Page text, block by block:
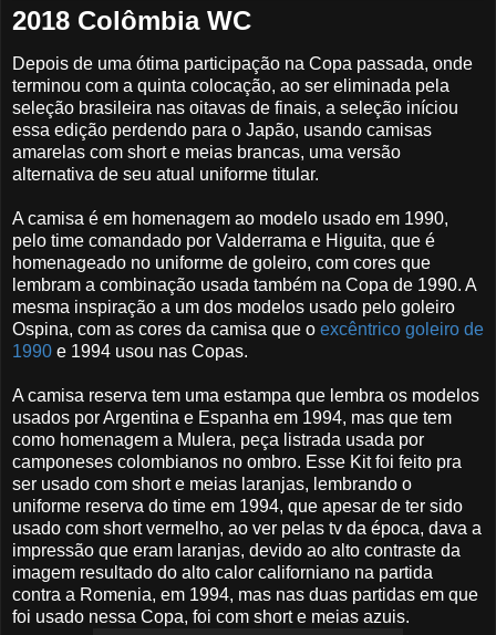
2018 Colômbia WC
Depois de uma ótima participação na Copa passada, onde
terminou com a quinta colocação, ao ser eliminada pela
seleção brasileira nas oitavas de finais, a seleção iníciou
essa edição perdendo para o Japão, usando camisas
amarelas com short e meias brancas, uma versão
alternativa de seu atual uniforme titular.
A camisa é em homenagem ao modelo usado em 1990,
pelo time comandado por Valderrama e Higuita, que é
homenageado no uniforme de goleiro, com cores que
lembram a combinação usada também na Copa de 1990. A
mesma inspiração a um dos modelos usado pelo goleiro
Ospina, com as cores da camisa que o excêntrico goleiro de
1990 e 1994 usou nas Copas.
A camisa reserva tem uma estampa que lembra os modelos
usados por Argentina e Espanha em 1994, mas que tem
como homenagem a Mulera, peça listrada usada por
camponeses colombianos no ombro. Esse Kit foi feito pra
ser usado com short e meias laranjas, lembrando o
uniforme reserva do time em 1994, que apesar de ter sido
usado com short vermelho, ao ver pelas tv da época, dava a
impressão que eram laranjas, devido ao alto contraste da
imagem resultado do alto calor californiano na partida
contra a Romenia, em 1994, mas nas duas partidas em que
foi usado nessa Copa, foi com short e meias azuis.